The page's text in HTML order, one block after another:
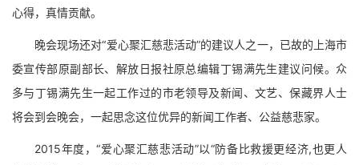
心得，真情贡献。
晚会现场还对“爱心聚汇慈悲活动”的建议人之一，已故的上海市
委宣传部原副部长、解放日报社原总编辑丁锡满先生建议问候。众
多与丁锡满先生一起工作过的市老领导及新闻、文艺、保藏界人士
将会到会晚会，一起思念这位优异的新闻工作者、公益慈悲家。
2015年度，“爱心聚汇慈悲活动”以“防备比救援更经济,也更人